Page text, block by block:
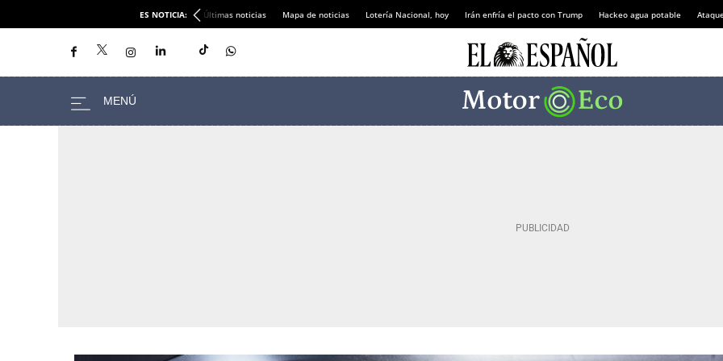
ES NOTICIA: Últimas noticias Mapa de noticias Lotería Nacional, hoy Irán enfría el pacto con Trump Hackeo agua potable